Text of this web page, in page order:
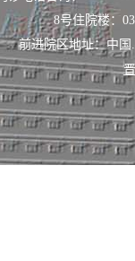
8号住院楼：
前进院区地址：中